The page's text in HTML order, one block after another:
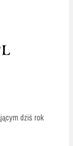
dziś rok